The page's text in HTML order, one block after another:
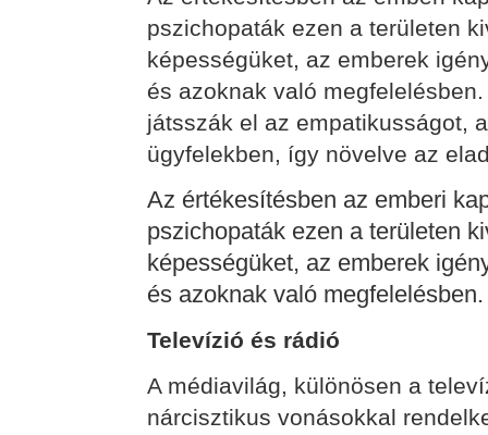
pszichopaták ezen a területen
képességüket, az emberek
és azoknak való
játsszák el az empatikusságot,
ügyfelekben, így növelve az
Az értékesítésben az emberi
pszichopaták ezen a területen
képességüket, az emberek
és azoknak való megfelelésben.
Televízió és rádió
A médiavilág, különösen a
nárcisztikus vonásokkal